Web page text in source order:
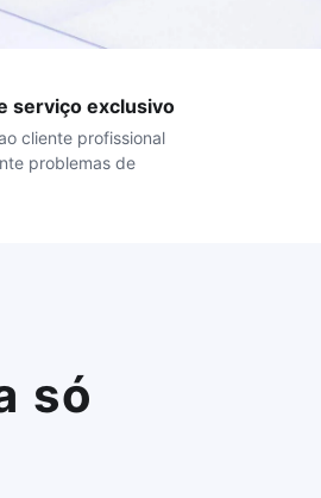
serviço exclusivo
cliente profissional
problemas de
só